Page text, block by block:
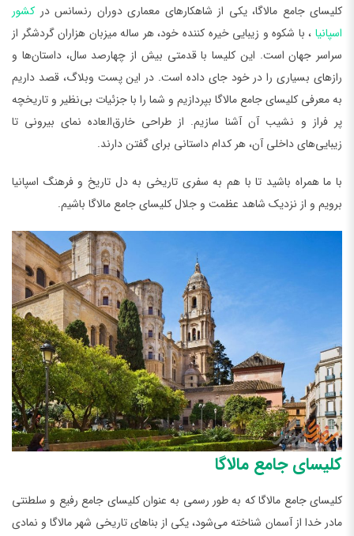
کلیسای جامع مالاگا، یکی از شاهکارهای معماری دوران رنسانس در کشور
اسپانیا ، با شکوه و زیبایی خیره کننده خود، هر ساله میزبان هزاران گردشگر از
سراسر جهان است. این کلیسا با قدمتی بیش از چهارصد سال، داستان‌ها و
رازهای بسیاری را در خود جای داده است. در این پست وبلاگ، قصد داریم
به معرفی کلیسای جامع مالاگا بپردازیم و شما را با جزئیات بی‌نظیر و تاریخچه
پر فراز و نشیب آن آشنا سازیم. از طراحی خارق‌العاده نمای بیرونی تا
زیبایی‌های داخلی آن، هر کدام داستانی برای گفتن دارند.
با ما همراه باشید تا با هم به سفری تاریخی به دل تاریخ و فرهنگ اسپانیا
برویم و از نزدیک شاهد عظمت و جلال کلیسای جامع مالاگا باشیم.
کلیسای جامع مالاگا
کلیسای جامع مالاگا که به طور رسمی به عنوان کلیسای جامع رفیع و سلطنتی
مادر خدا از آسمان شناخته می‌شود، یکی از بناهای تاریخی شهر مالاگا و نمادی